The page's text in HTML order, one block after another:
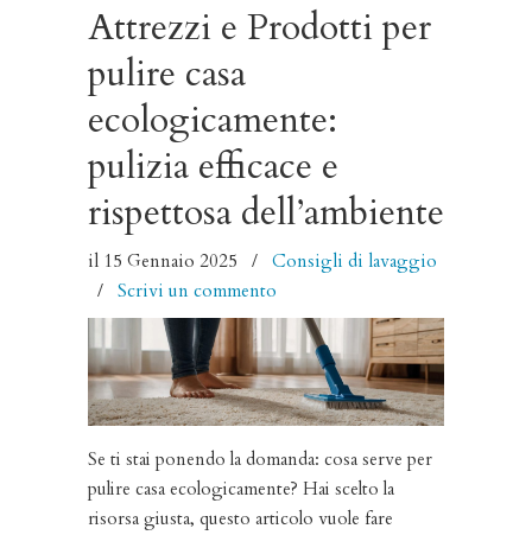
Attrezzi e Prodotti per
pulire casa
ecologicamente:
pulizia efficace e
rispettosa dell’ambiente
il 15 Gennaio 2025 / Consigli di lavaggio
/ Scrivi un commento
Se ti stai ponendo la domanda: cosa serve per
pulire casa ecologicamente? Hai scelto la
risorsa giusta, questo articolo vuole fare